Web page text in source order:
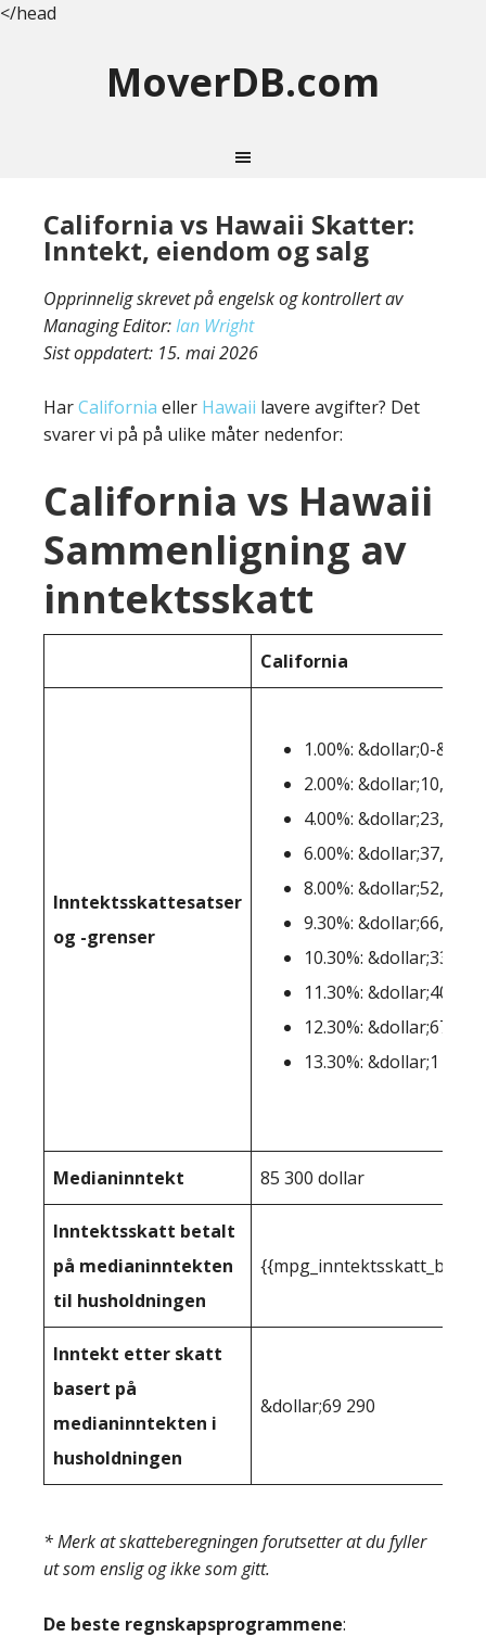
</head
MoverDB.com
California vs Hawaii Skatter:
Inntekt, eiendom og salg
Opprinnelig skrevet på engelsk og kontrollert av
Managing Editor:Ian Wright
Sist oppdatert: 15. mai 2026
HarCalifornia eller Hawaii lavere avgifter? Det
svarer vi på på ulike måter nedenfor:
California vs Hawaii
Sammenligning av
inntektsskatt
California
Inntektsskattesatser
og -grenser
1.00%: &dollar;0-
2.00%:
4.00%:
6.00%:
8.00%:
9.30%:
10.30%:
11.30%:
12.30%:
13.30%: &dollar;1 000
Medianinntekt 85 300 dollar
Inntektsskatt betalt
på medianinntekten
til husholdningen
Inntekt etter skatt
basert på
medianinntekten i
husholdningen
&dollar;69 290
* Merk at skatteberegningen forutsetter at du fyller
ut som enslig og ikke som gitt.
De beste regnskapsprogrammene: